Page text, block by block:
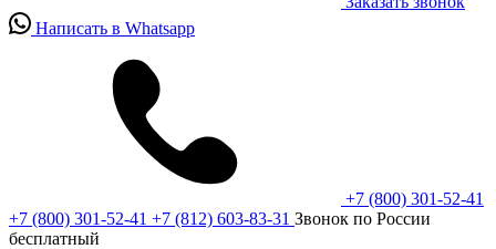
Написать в Whatsapp
+7 (800) 301-52-41
+7 (800) 301-52-41 +7 (812) 603-83-31 Звонок по России
бесплатный